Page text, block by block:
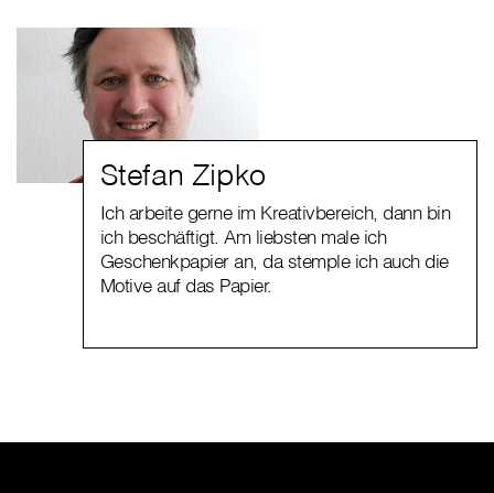
Stefan Zipko
Ich arbeite gerne im Kreativbereich, dann bin
ich beschäftigt. Am liebsten male ich
Geschenkpapier an, da stemple ich auch die
Motive auf das Papier.